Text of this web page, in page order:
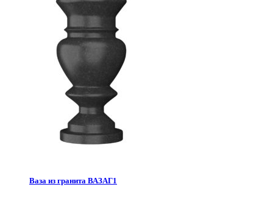
Ваза из гранита ВАЗАГ1